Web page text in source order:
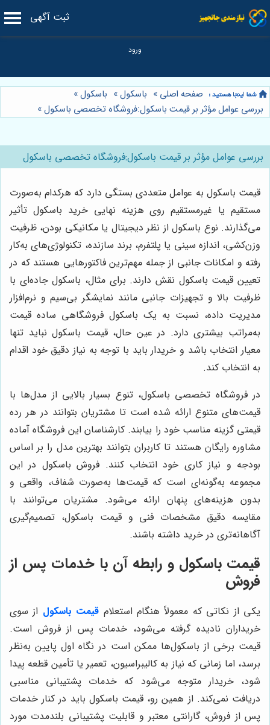
ثبت آگهی
صفحه اصلی » باسکول» باسکول»
بررسی عوامل مؤثر بر قیمت باسکول:فروشگاه تخصصی باسکول»
بررسی عوامل مؤثر بر قیمت باسکول:فروشگاه تخصصی باسکول
قیمت باسکول به عوامل متعددی بستگی دارد که هرکدام به‌صورت
مستقیم یا غیرمستقیم روی هزینه نهایی خرید باسکول تأثیر
می‌گذارند. نوع باسکول از نظر دیجیتال یا مکانیکی بودن، ظرفیت
وزن‌کشی، اندازه سینی یا پلتفرم، برند سازنده، تکنولوژی‌های به‌کار
رفته و امکانات جانبی از جمله مهم‌ترین فاکتورهایی هستند که در
تعیین قیمت باسکول نقش دارند. برای مثال، باسکول جاده‌ای با
ظرفیت بالا و تجهیزات جانبی مانند نمایشگر بی‌سیم و نرم‌افزار
مدیریت داده، نسبت به یک باسکول فروشگاهی ساده قیمت
به‌مراتب بیشتری دارد. در عین حال، قیمت باسکول نباید تنها
معیار انتخاب باشد و خریدار باید با توجه به نیاز دقیق خود اقدام
به انتخاب کند.
در فروشگاه تخصصی باسکول، تنوع بسیار بالایی از مدل‌ها با
قیمت‌های متنوع ارائه شده است تا مشتریان بتوانند در هر رده
قیمتی گزینه مناسب خود را بیابند. کارشناسان این فروشگاه آماده
مشاوره رایگان هستند تا کاربران بتوانند بهترین مدل را بر اساس
بودجه و نیاز کاری خود انتخاب کنند. فروش باسکول در این
مجموعه به‌گونه‌ای است که قیمت‌ها به‌صورت شفاف، واقعی و
بدون هزینه‌های پنهان ارائه می‌شود. مشتریان می‌توانند با
مقایسه دقیق مشخصات فنی و قیمت باسکول، تصمیم‌گیری
آگاهانه‌تری در خرید داشته باشند.
قیمت باسکول و رابطه آن با خدمات پس از
فروش
یکی از نکاتی که معمولاً هنگام استعلام قیمت باسکول از سوی
خریداران نادیده گرفته می‌شود، خدمات پس از فروش است.
قیمت برخی از باسکول‌ها ممکن است در نگاه اول پایین به‌نظر
برسد، اما زمانی که نیاز به کالیبراسیون، تعمیر یا تأمین قطعه پیدا
شود، خریدار متوجه می‌شود که خدمات پشتیبانی مناسبی
دریافت نمی‌کند. از همین رو، قیمت باسکول باید در کنار خدمات
پس از فروش، گارانتی معتبر و قابلیت پشتیبانی بلندمدت مورد